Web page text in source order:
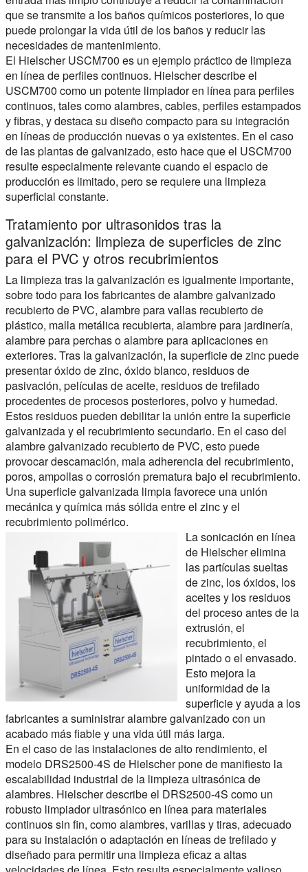
que se transmite a los baños químicos posteriores, lo que
puede prolongar la vida útil de los baños y reducir las
necesidades de mantenimiento.
El Hielscher USCM700 es un ejemplo práctico de limpieza
en línea de perfiles continuos. Hielscher describe el
USCM700 como un potente limpiador en línea para perfiles
continuos, tales como alambres, cables, perfiles estampados
y fibras, y destaca su diseño compacto para su integración
en líneas de producción nuevas o ya existentes. En el caso
de las plantas de galvanizado, esto hace que el USCM700
resulte especialmente relevante cuando el espacio de
producción es limitado, pero se requiere una limpieza
superficial constante.
Tratamiento por ultrasonidos tras la
galvanización: limpieza de superficies de zinc
para el PVC y otros recubrimientos
La limpieza tras la galvanización es igualmente importante,
sobre todo para los fabricantes de alambre galvanizado
recubierto de PVC, alambre para vallas recubierto de
plástico, malla metálica recubierta, alambre para jardinería,
alambre para perchas o alambre para aplicaciones en
exteriores. Tras la galvanización, la superficie de zinc puede
presentar óxido de zinc, óxido blanco, residuos de
pasivación, películas de aceite, residuos de trefilado
procedentes de procesos posteriores, polvo y humedad.
Estos residuos pueden debilitar la unión entre la superficie
galvanizada y el recubrimiento secundario. En el caso del
alambre galvanizado recubierto de PVC, esto puede
provocar descamación, mala adherencia del recubrimiento,
poros, ampollas o corrosión prematura bajo el recubrimiento.
Una superficie galvanizada limpia favorece una unión
mecánica y química más sólida entre el zinc y el
recubrimiento polimérico.
La sonicación en línea
de Hielscher elimina
las partículas sueltas
de zinc, los óxidos, los
aceites y los residuos
del proceso antes de la
extrusión, el
recubrimiento, el
pintado o el envasado.
Esto mejora la
uniformidad de la
superficie y ayuda a los
fabricantes a suministrar alambre galvanizado con un
acabado más fiable y una vida útil más larga.
En el caso de las instalaciones de alto rendimiento, el
modelo DRS2500-4S de Hielscher pone de manifiesto la
escalabilidad industrial de la limpieza ultrasónica de
alambres. Hielscher describe el DRS2500-4S como un
robusto limpiador ultrasónico en línea para materiales
continuos sin fin, como alambres, varillas y tiras, adecuado
para su instalación o adaptación en líneas de trefilado y
diseñado para permitir una limpieza eficaz a altas